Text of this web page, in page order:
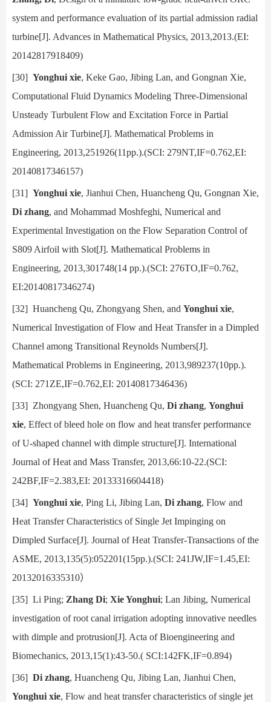
system and performance evaluation of its partial admission radial
turbine[J]. Advances in Mathematical Physics, 2013,2013.(EI:
20142817918409)
[30] Yonghui xie, Keke Gao, Jibing Lan, and Gongnan Xie,
Computational Fluid Dynamics Modeling Three-Dimensional
Unsteady Turbulent Flow and Excitation Force in Partial
Admission Air Turbine[J]. Mathematical Problems in
Engineering, 2013,251926(11pp.).(SCI: 279NT,IF=0.762,EI:
20140817346157)
[31] Yonghui xie, Jianhui Chen, Huancheng Qu, Gongnan Xie,
Di zhang, and Mohammad Moshfeghi, Numerical and
Experimental Investigation on the Flow Separation Control of
S809 Airfoil with Slot[J]. Mathematical Problems in
Engineering, 2013,301748(14 pp.).(SCI: 276TO,IF=0.762,
EI:20140817346274)
[32] Huancheng Qu, Zhongyang Shen, and Yonghui xie,
Numerical Investigation of Flow and Heat Transfer in a Dimpled
Channel among Transitional Reynolds Numbers[J].
Mathematical Problems in Engineering, 2013,989237(10pp.).
(SCI: 271ZE,IF=0.762,EI: 20140817346436)
[33] Zhongyang Shen, Huancheng Qu, Di zhang, Yonghui
xie, Effect of bleed hole on flow and heat transfer performance
of U-shaped channel with dimple structure[J]. International
Journal of Heat and Mass Transfer, 2013,66:10-22.(SCI:
242BF,IF=2.383,EI: 20133316604418)
[34] Yonghui xie, Ping Li, Jibing Lan, Di zhang, Flow and
Heat Transfer Characteristics of Single Jet Impinging on
Dimpled Surface[J]. Journal of Heat Transfer-Transactions of the
ASME, 2013,135(5):052201(15pp.).(SCI: 241JW,IF=1.45,EI:
20132016335310）
[35] Li Ping; Zhang Di; Xie Yonghui; Lan Jibing, Numerical
investigation of root canal irrigation adopting innovative needles
with dimple and protrusion[J]. Acta of Bioengineering and
Biomechanics, 2013,15(1):43-50.( SCI:142FK,IF=0.894)
[36] Di zhang, Huancheng Qu, Jibing Lan, Jianhui Chen,
Yonghui xie, Flow and heat transfer characteristics of single jet